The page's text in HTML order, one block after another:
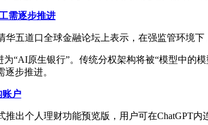
需逐步推进
华五道口全球金融论坛上表示，在强监管环境
为“AI原生银行”。传统分权架构将被“模型中的
步推进。
账户
推出个人理财功能预览版，用户可在ChatGPT